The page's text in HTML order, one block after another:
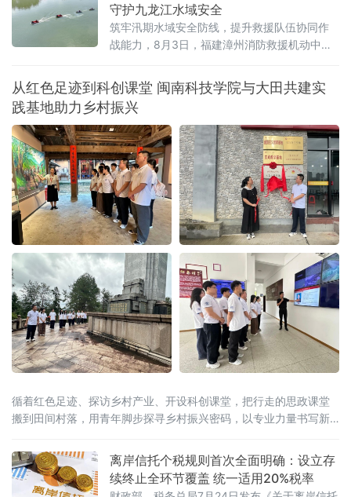
守护九龙江水域安全
筑牢汛期水域安全防线，提升救援队伍协同作
战能力，8月3日，福建漳州消防救援机动中队
展水域救援实战化演练。
从红色足迹到科创课堂 闽南科技学院与大田共建实
践基地助力乡村振兴
循着红色足迹、探访乡村产业、开设科创课堂，把行走的思政课堂
搬到田间村落，用青年脚步探寻乡村振兴密码，以专业力量书写新
员跟随讲解员重
离岸信托个税规则首次全面明确：设立存
续终止全环节覆盖 统一适用20%税率